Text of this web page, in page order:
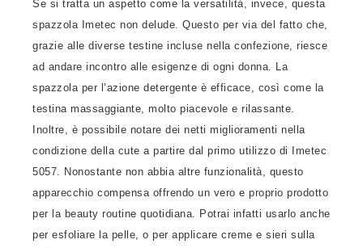
Se si tratta un aspetto come la versatilità, invece, questa
spazzola Imetec non delude. Questo per via del fatto che,
grazie alle diverse testine incluse nella confezione, riesce
ad andare incontro alle esigenze di ogni donna. La
spazzola per l’azione detergente è efficace, così come la
testina massaggiante, molto piacevole e rilassante.
Inoltre, è possibile notare dei netti miglioramenti nella
condizione della cute a partire dal primo utilizzo di Imetec
5057. Nonostante non abbia altre funzionalità, questo
apparecchio compensa offrendo un vero e proprio prodotto
per la beauty routine quotidiana. Potrai infatti usarlo anche
per esfoliare la pelle, o per applicare creme e sieri sulla